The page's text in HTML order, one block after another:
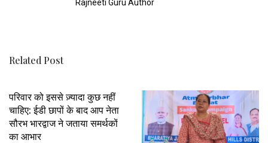
Rajneeti Guru Author
Related Post
परिवार को इससे ज़्यादा कुछ नहीं
चाहिए: ईडी छापों के बाद आप नेता
सौरभ भारद्वाज ने जताया समर्थकों
का आभार